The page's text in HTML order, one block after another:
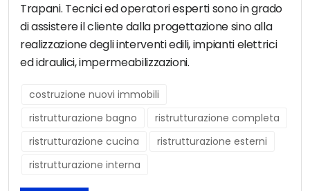
Trapani. Tecnici ed operatori esperti sono in grado
di assistere il cliente dalla progettazione sino alla
realizzazione degli interventi edili, impianti elettrici
ed idraulici, impermeabilizzazioni.
costruzione nuovi immobili
ristrutturazione bagno
ristrutturazione completa
ristrutturazione cucina
ristrutturazione esterni
ristrutturazione interna